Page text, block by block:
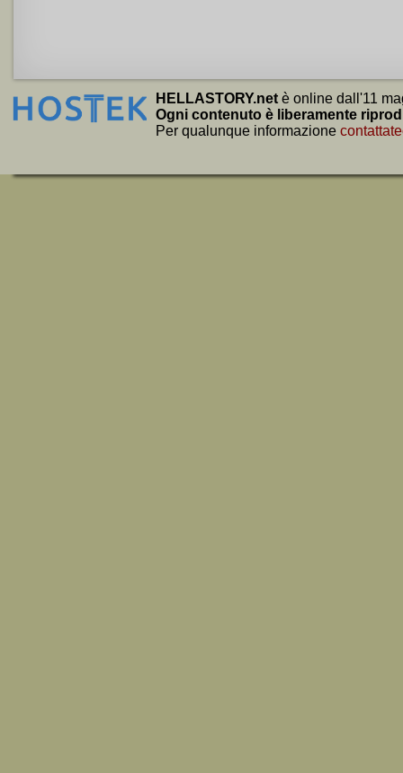
HELLASTORY.net è online dall'11
Ogni contenuto è liberamente
Per qualunque informazione